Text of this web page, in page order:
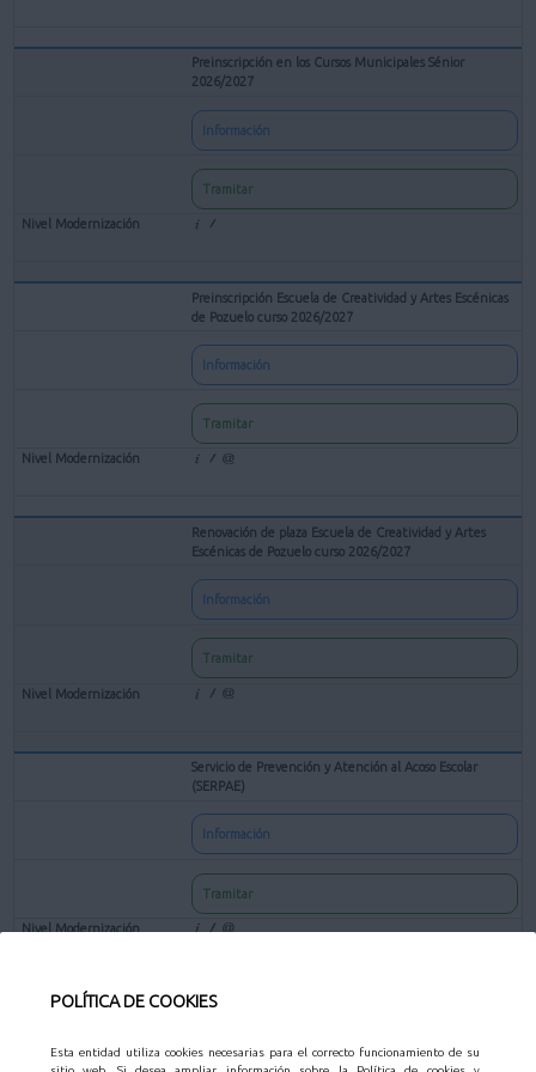
POLÍTICA DE COOKIES
Esta entidad utiliza cookies necesarias para el correcto funcionamiento de su
Preinscripción en los Cursos Municipales Sénior
2026/2027
Información
Tramitar
Preinscripción Escuela de Creatividad y Artes Escénicas
de Pozuelo curso 2026/2027
Información
Tramitar
Renovación de plaza Escuela de Creatividad y Artes
Escénicas de Pozuelo curso 2026/2027
Información
Tramitar
Servicio de Prevención y Atención al Acoso Escolar
(SERPAE)
Información
Tramitar
Solicitud de preinscripción para Centros Escolares en las